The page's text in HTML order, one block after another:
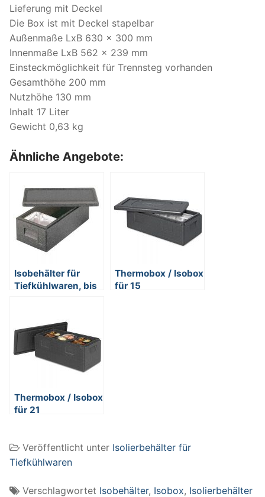
Lieferung mit Deckel
Die Box ist mit Deckel stapelbar
Außenmaße LxB 630 x 300 mm
Innenmaße LxB 562 x 239 mm
Einsteckmöglichkeit für Trennsteg vorhanden
Gesamthöhe 200 mm
Nutzhöhe 130 mm
Inhalt 17 Liter
Gewicht 0,63 kg
Ähnliche Angebote:
Isobehälter für
Tiefkühlwaren, bis
17 Liter mit Deckel
Thermobox / Isobox
für 15
Thermobox / Isobox
für 21
LxBxH
620x295x275 mm
Veröffentlicht unter Isolierbehälter für
Tiefkühlwaren
Verschlagwortet Isobehälter, Isobox, Isolierbehälter